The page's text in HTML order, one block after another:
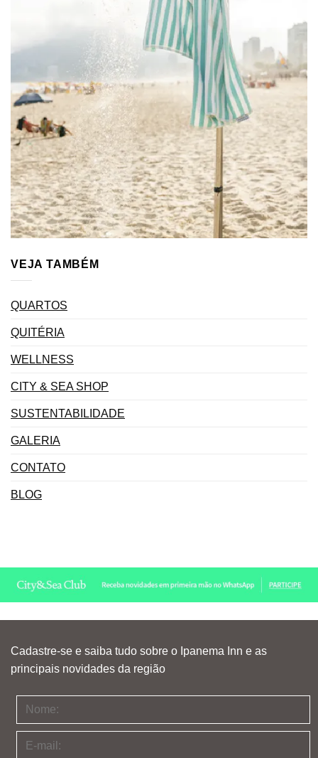
VEJA TAMBÉM
QUARTOS
QUITÉRIA
WELLNESS
CITY & SEA SHOP
SUSTENTABILIDADE
GALERIA
CONTATO
BLOG
Cadastre-se e saiba tudo sobre o Ipanema Inn e as
principais novidades da região